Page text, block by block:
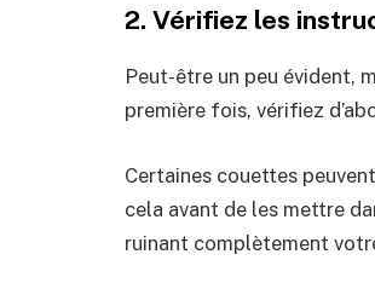
2. Vérifiez les
Peut-être un peu évident,
première fois, vérifiez
Certaines couettes
cela avant de les mettre
ruinant complètement